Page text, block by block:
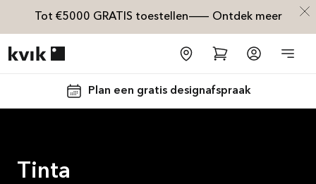
Tot €5000 GRATIS toestellen— Ontdek meer
Plan een gratis designafspraak
Tinta